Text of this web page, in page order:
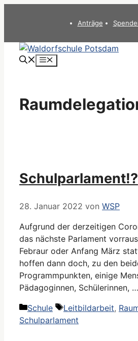
Anträge
Menü
Schulparlament!?
28. Januar 2022 von WSP
Aufgrund der derzeitigen
das nächste Parlament
Febraur oder Anfang März
hoffen dann doch, zu den
Programmpunkten, einige
Pädagoginnen, Schülerinnen, …
Kategorien
Schule Schlagwörter
Leitbildarbeit,
Schulparlament